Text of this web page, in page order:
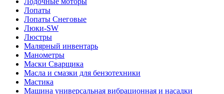
Лопаты
Лопаты Снеговые
Люки-SW
Люстры
Малярный инвентарь
Манометры
Маски Сварщика
Масла и смазки для бензотехники
Мастика
Машина универсальная вибрационная и насадки